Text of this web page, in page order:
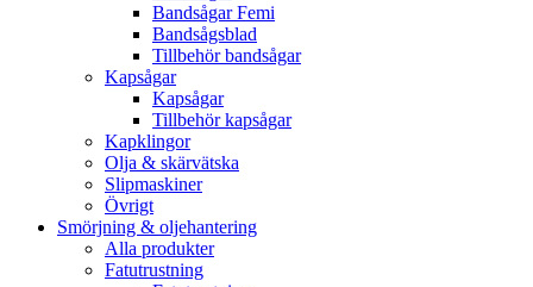
Bandsågar Femi
Bandsågsblad
Tillbehör bandsågar
Kapsågar
Kapsågar
Tillbehör kapsågar
Kapklingor
Olja & skärvätska
Slipmaskiner
Övrigt
Smörjning & oljehantering
Alla produkter
Fatutrustning